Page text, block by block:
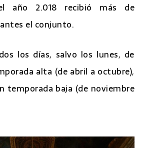
año 2.018 recibió más de
el conjunto.
los días, salvo los lunes, de
alta (de abril a octubre),
temporada baja (de noviembre